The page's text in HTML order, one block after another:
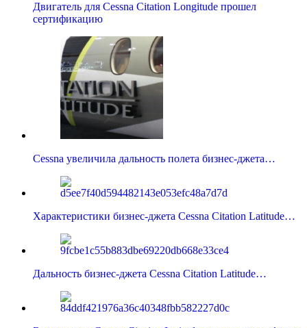
Двигатель для Cessna Citation Longitude прошел
сертификацию
Cessna увеличила дальность полета бизнес-джета…
Характеристики бизнес-джета Cessna Citation Latitude…
Дальность бизнес-джета Cessna Citation Latitude…